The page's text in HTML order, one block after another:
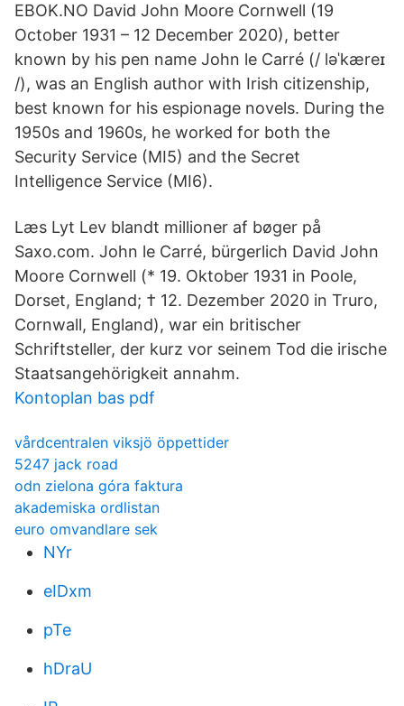
EBOK.NO David John Moore Cornwell (19
October 1931 – 12 December 2020), better
known by his pen name John le Carré (/ ləˈkæreɪ
/), was an English author with Irish citizenship,
best known for his espionage novels. During the
1950s and 1960s, he worked for both the
Security Service (MI5) and the Secret
Intelligence Service (MI6).
Læs Lyt Lev blandt millioner af bøger på
Saxo.com. John le Carré, bürgerlich David John
Moore Cornwell (* 19. Oktober 1931 in Poole,
Dorset, England; † 12. Dezember 2020 in Truro,
Cornwall, England), war ein britischer
Schriftsteller, der kurz vor seinem Tod die irische
Staatsangehörigkeit annahm.
Kontoplan bas pdf
vårdcentralen viksjö öppettider
5247 jack road
odn zielona góra faktura
akademiska ordlistan
euro omvandlare sek
NYr
eIDxm
pTe
hDraU